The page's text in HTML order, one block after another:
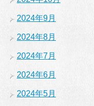
2024年9月
2024年8月
2024年7月
2024年6月
2024年5月